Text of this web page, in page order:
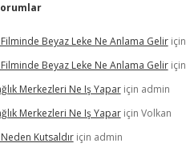
Beyaz Leke Ne Anlama Geliriçin
Beyaz Leke Ne Anlama Geliriçin
Merkezleri Ne Iş Yapariçin admin
Merkezleri Ne Iş Yapariçin Volkan
Kutsaldıriçin admin